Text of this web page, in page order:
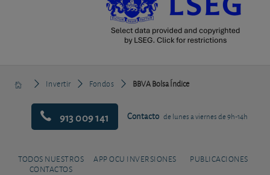
Invertir Fondos BBVA Bolsa Índice
913 009 141 Contacto de lunes a viernes de 9h-14h
TODOS NUESTROS
CONTACTOS
APP OCU INVERSIONES PUBLICACIONES